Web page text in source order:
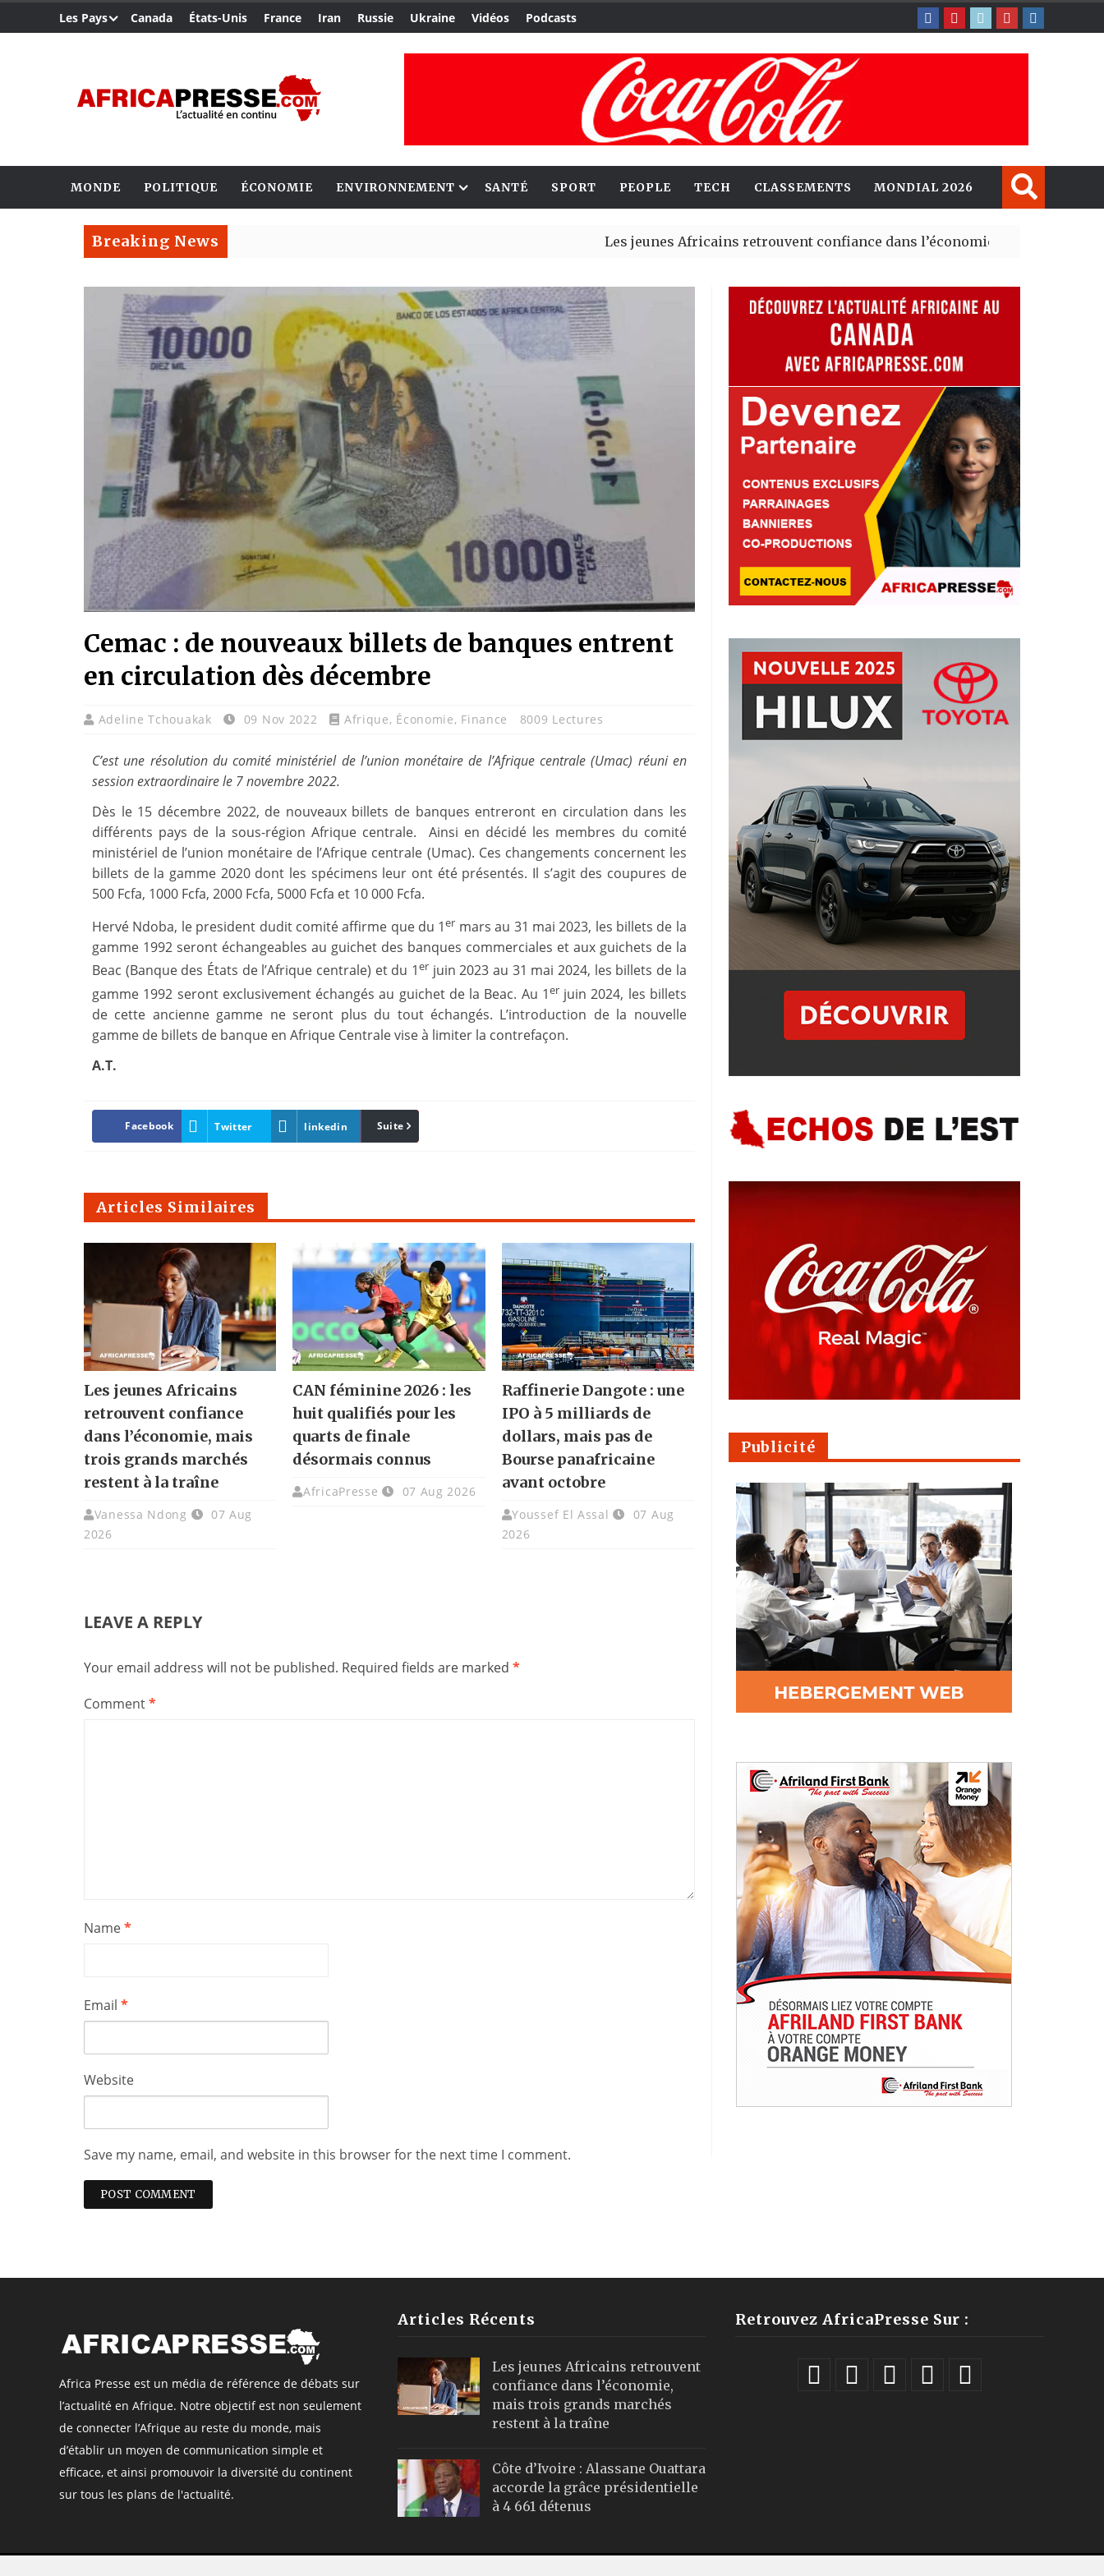
Les Pays Canada États-Unis France Iran Russie Ukraine Vidéos Podcasts
MONDE POLITIQUE ÉCONOMIE ENVIRONNEMENT SANTÉ SPORT PEOPLE TECH CLASSEMENTS MONDIAL 2026
Breaking News Les jeunes Africains retrouvent confiance dans l’économie, mais trois grands
Cemac : de nouveaux billets de banques entrent
en circulation dès décembre
Adeline Tchouakak 09 Nov 2022 Afrique, Économie, Finance 8009 Lectures
C’est une résolution du comité ministériel de l’union monétaire de l’Afrique centrale (Umac) réuni en
session extraordinaire le 7 novembre 2022.
Dès le 15 décembre 2022, de nouveaux billets de banques entreront en circulation dans les
différents pays de la sous-région Afrique centrale. Ainsi en décidé les membres du comité
ministériel de l’union monétaire de l’Afrique centrale (Umac). Ces changements concernent les
billets de la gamme 2020 dont les spécimens leur ont été présentés. Il s’agit des coupures de
500 Fcfa, 1000 Fcfa, 2000 Fcfa, 5000 Fcfa et 10 000 Fcfa.
Hervé Ndoba, le president dudit comité affirme que du 1er mars au 31 mai 2023, les billets de la
gamme 1992 seront échangeables au guichet des banques commerciales et aux guichets de la
Beac (Banque des États de l’Afrique centrale) et du 1er juin 2023 au 31 mai 2024, les billets de la
gamme 1992 seront exclusivement échangés au guichet de la Beac. Au 1erjuin 2024, les billets
de cette ancienne gamme ne seront plus du tout échangés. L’introduction de la nouvelle
gamme de billets de banque en Afrique Centrale vise à limiter la contrefaçon.
A.T.
Facebook Twitter linkedin Pinterest
Suite
Articles Similaires
Les jeunes Africains
retrouvent confiance
dans l’économie, mais
trois grands marchés
restent à la traîne
Vanessa Ndong
07 Aug
2026
CAN féminine 2026 : les
huit qualifiés pour les
quarts de finale
désormais connus
AfricaPresse 07 Aug 2026
Raffinerie Dangote : une
IPO à 5 milliards de
dollars, mais pas de
Bourse panafricaine
avant octobre
Youssef El Assal
07 Aug
2026
LEAVE A REPLY
Your email address will not be published. Required fields are marked *
Comment*
Name*
Email *
Website
Save my name, email, and website in this browser for the next time I comment.
Publicité
Africa Presse est un média de référence de débats sur
l’actualité en Afrique. Notre objectif est non seulement
de connecter l’Afrique au reste du monde, mais
d’établir un moyen de communication simple et
efficace, et ainsi promouvoir la diversité du continent
sur tous les plans de l'actualité.
Articles Récents
Les jeunes Africains retrouvent
confiance dans l’économie,
mais trois grands marchés
restent à la traîne
Côte d’Ivoire : Alassane Ouattara
accorde la grâce présidentielle
à 4 661 détenus
Retrouvez AfricaPresse Sur :